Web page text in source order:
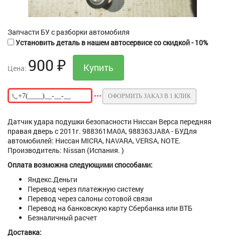
Запчасти БУ с разборки автомобиля
Установить деталь в нашем автосервисе со скидкой - 10%
Цена: 900 ₽
ОФОРМИТЬ ЗАКАЗ В 1 КЛИК
Датчик удара подушки безопасности Ниссан Верса передняя
правая дверь с 2011г. 988361MA0A, 988363JA8A - БУДля
автомобилей: Ниссан MICRA, NAVARA, VERSA, NOTE.
Производитель: Nissan (Испания. )
Оплата возможна следующими способами:
Яндекс.Деньги
Перевод через платежную систему
Перевод через салоны сотовой связи
Перевод на банковскую карту Сбербанка или ВТБ
Безналичный расчет
Доставка: